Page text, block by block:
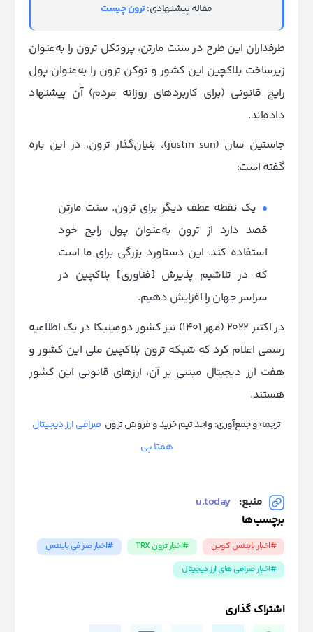
مقاله پیشنهادی:ترون چیست
طرفداران این طرح در سنت مارتن، پروتکل ترو‌ن را به‌عنوان
زیرساخت بلاکچین این کشور و توکن ترو‌ن را به‌عنوان پول
رایج قانونی (برای کاربردهای روزانه مردم) آن پیشنهاد
داده‌اند.
جاستین سان (justin sun)، بنیان‌گذار ترون، در این باره
گفته است:
یک نقطه عطف دیگر برای ترون. سنت مارتن
قصد دارد از ترو‌ن به‌عنوان پول رایج خود
استفاده کند. این دستاورد بزرگی برای ما است
که در تلاشیم پذیرش [فناوری] بلاکچین در
سراسر جهان را افزایش دهیم.
در اکتبر ۲۰۲۲ (مهر ۱۴۰۱) نیز کشور دومینیکا در یک اطلاعیه
رسمی اعلام کرد که شبکه ترون بلاکچین ملی این کشور و
هفت ارز دیجیتال مبتنی بر آن، ارزهای قانونی این کشور
هستند.
ترجمه و جمع‌آوری: واحد تیم خرید و فروش ترون صرافی ارز دیجیتال
همتا پی
منبع: u.today
برچسب‌ها
#اخبار بایننس کوین #اخبار ترون TRX
#اخبار صرافی بایننس
#اخبار صرافی های ارز دیجیتال
اشتراک گذاری